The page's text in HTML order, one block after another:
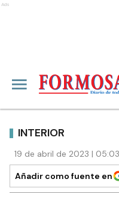
Ads
INTERIOR
19 de abril de 2023 |
Añadir como fuente en